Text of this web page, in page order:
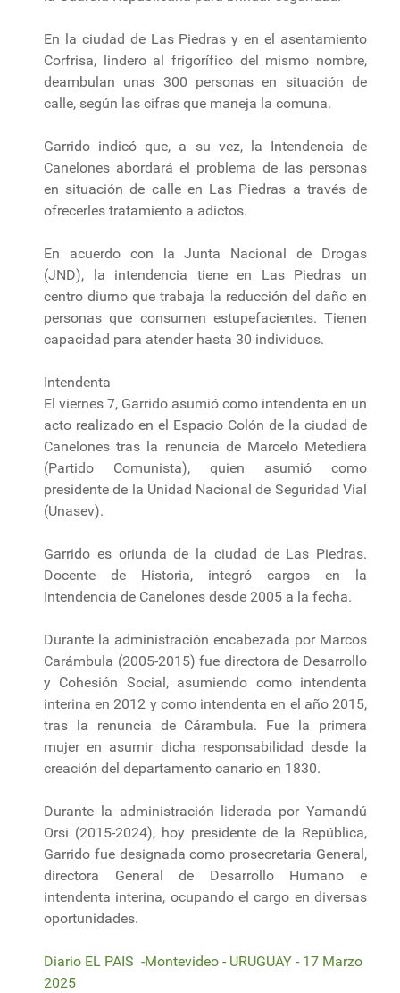
En la ciudad de Las Piedras y en el asentamiento
Corfrisa, lindero al frigorífico del mismo nombre,
deambulan unas 300 personas en situación de
calle, según las cifras que maneja la comuna.
Garrido indicó que, a su vez, la Intendencia de
Canelones abordará el problema de las personas
en situación de calle en Las Piedras a través de
ofrecerles tratamiento a adictos.
En acuerdo con la Junta Nacional de Drogas
(JND), la intendencia tiene en Las Piedras un
centro diurno que trabaja la reducción del daño en
personas que consumen estupefacientes. Tienen
capacidad para atender hasta 30 individuos.
Intendenta
El viernes 7, Garrido asumió como intendenta en un
acto realizado en el Espacio Colón de la ciudad de
Canelones tras la renuncia de Marcelo Metediera
(Partido Comunista), quien asumió como
presidente de la Unidad Nacional de Seguridad Vial
(Unasev).
Garrido es oriunda de la ciudad de Las Piedras.
Docente de Historia, integró cargos en la
Intendencia de Canelones desde 2005 a la fecha.
Durante la administración encabezada por Marcos
Carámbula (2005-2015) fue directora de Desarrollo
y Cohesión Social, asumiendo como intendenta
interina en 2012 y como intendenta en el año 2015,
tras la renuncia de Cárambula. Fue la primera
mujer en asumir dicha responsabilidad desde la
creación del departamento canario en 1830.
Durante la administración liderada por Yamandú
Orsi (2015-2024), hoy presidente de la República,
Garrido fue designada como prosecretaria General,
directora General de Desarrollo Humano e
intendenta interina, ocupando el cargo en diversas
oportunidades.
Diario EL PAIS -Montevideo - URUGUAY - 17 Marzo
2025